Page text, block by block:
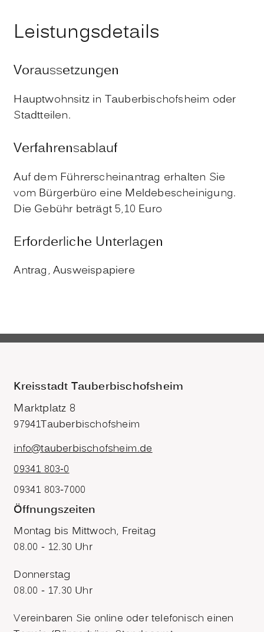
Leistungsdetails
Voraussetzungen
Hauptwohnsitz in Tauberbischofsheim oder
Stadtteilen.
Verfahrensablauf
Auf dem Führerscheinantrag erhalten Sie
vom Bürgerbüro eine Meldebescheinigung.
Die Gebühr beträgt 5,10 Euro
Erforderliche Unterlagen
Antrag, Ausweispapiere
Kreisstadt Tauberbischofsheim
Marktplatz 8
97941Tauberbischofsheim
info@tauberbischofsheim.de
09341 803-0
09341 803-7000
Öffnungszeiten
Montag bis Mittwoch, Freitag
08.00 - 12.30 Uhr
Donnerstag
08.00 - 17.30 Uhr
Vereinbaren Sie online oder telefonisch einen